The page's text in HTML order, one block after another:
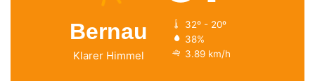
Bernau
Klarer Himmel
32º - 20º
38%
3.89 km/h